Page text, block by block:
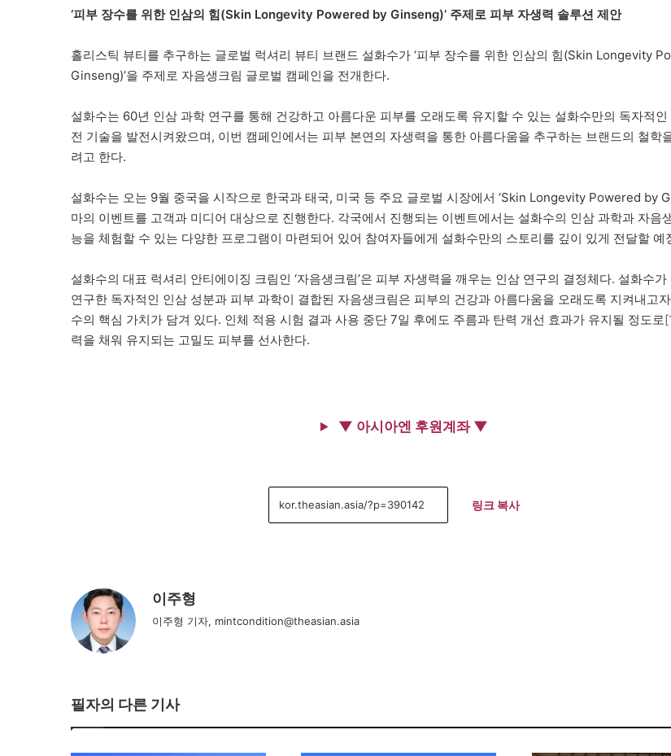
‘피부 장수를 위한 인삼의 힘(Skin Longevity Powered by Ginseng)’ 주제로 피부 자생력 솔루션 제안
홀리스틱 뷰티를 추구하는 글로벌 럭셔리 뷰티 브랜드 설화수가 ‘피부 장수를 위한 인삼의 힘(Skin Longevity
Ginseng)’을 주제로 자음생크림 글로벌 캠페인을 전개한다.
설화수는 60년 인삼 과학 연구를 통해 건강하고 아름다운 피부를 오래도록 유지할 수 있는 설화수만의 독자적인
전 기술을 발전시켜왔으며, 이번 캠페인에서는 피부 본연의 자생력을 통한 아름다움을 추구하는 브랜드의 철학
려고 한다.
설화수는 오는 9월 중국을 시작으로 한국과 태국, 미국 등 주요 글로벌 시장에서 ‘Skin Longevity Powered by
마의 이벤트를 고객과 미디어 대상으로 진행한다. 각국에서 진행되는 이벤트에서는 설화수의 인삼 과학과 자음
능을 체험할 수 있는 다양한 프로그램이 마련되어 있어 참여자들에게 설화수만의 스토리를 깊이 있게 전달할 예
설화수의 대표 럭셔리 안티에이징 크림인 ‘자음생크림’은 피부 자생력을 깨우는 인삼 연구의 결정체다. 설화수
연구한 독자적인 인삼 성분과 피부 과학이 결합된 자음생크림은 피부의 건강과 아름다움을 오래도록 지켜내고
수의 핵심 가치가 담겨 있다. 인체 적용 시험 결과 사용 중단 7일 후에도 주름과 탄력 개선 효과가 유지될 정도로
력을 채워 유지되는 고밀도 피부를 선사한다.
▼ 아시아엔 후원계좌 ▼
링크 복사
이주형
이주형 기자, mintcondition@theasian.asia
필자의 다른 기사